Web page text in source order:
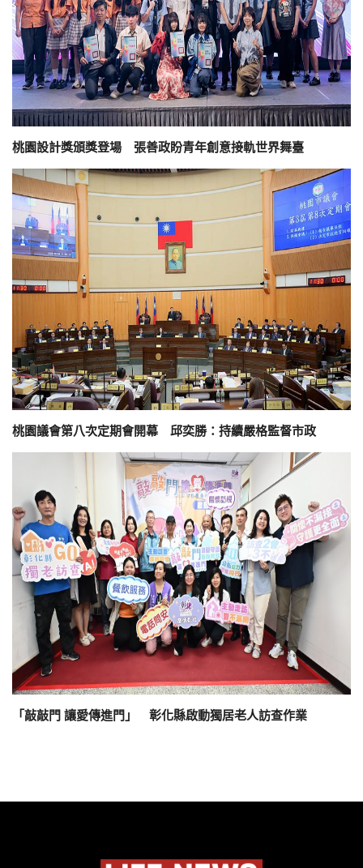
桃園設計獎頒獎登場 張善政盼青年創意接軌世界舞臺
桃園議會第八次定期會開幕 邱奕勝：持續嚴格監督市政
「敲敲門 讓愛傳進門」 彰化縣啟動獨居老人訪查作業